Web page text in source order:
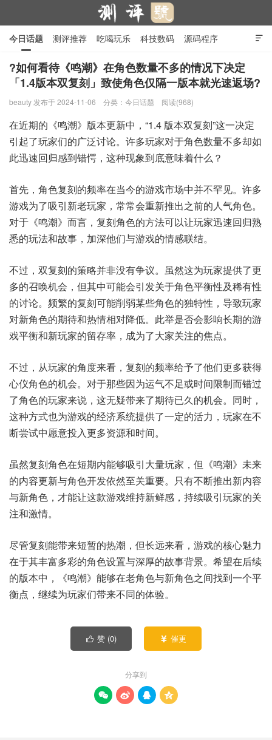
测评号

今日话题 测评推荐 吃喝玩乐 科技数码 源码程序
行业产品 在线投稿 隐私政策
?如何看待《鸣潮》在角色数量不多的情况下决定
「1.4版本双复刻」致使角色仅隔一版本就光速返场?
beauty 发布于 2024-11-06 分类： 今日话题 阅读(968)
在近期的《鸣潮》版本更新中，“1.4 版本双复刻”这一决定
引起了玩家们的广泛讨论。许多玩家对于角色数量不多却如
此迅速回归感到错愕，这种现象到底意味着什么？
首先，角色复刻的频率在当今的游戏市场中并不罕见。许多
游戏为了吸引新老玩家，常常会重新推出之前的人气角色。
对于《鸣潮》而言，复刻角色的方法可以让玩家迅速回归熟
悉的玩法和故事，加深他们与游戏的情感联结。
不过，双复刻的策略并非没有争议。虽然这为玩家提供了更
多的召唤机会，但其中可能会引发关于角色平衡性及稀有性
的讨论。频繁的复刻可能削弱某些角色的独特性，导致玩家
对新角色的期待和热情相对降低。此举是否会影响长期的游
戏平衡和新玩家的留存率，成为了大家关注的焦点。
不过，从玩家的角度来看，复刻的频率给予了他们更多获得
心仪角色的机会。对于那些因为运气不足或时间限制而错过
了角色的玩家来说，这无疑带来了期待已久的机会。同时，
这种方式也为游戏的经济系统提供了一定的活力，玩家在不
断尝试中愿意投入更多资源和时间。
虽然复刻角色在短期内能够吸引大量玩家，但《鸣潮》未来
的内容更新与角色开发依然至关重要。只有不断推出新内容
与新角色，才能让这款游戏维持新鲜感，持续吸引玩家的关
注和激情。
尽管复刻能带来短暂的热潮，但长远来看，游戏的核心魅力
在于其丰富多彩的角色设置与深厚的故事背景。希望在后续
的版本中，《鸣潮》能够在老角色与新角色之间找到一个平
衡点，继续为玩家们带来不同的体验。
 赞 (0)  催更
分享到
   